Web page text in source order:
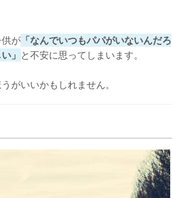
が 「なんでいつもパパがいないんだろ
」 と不安に思ってしまいます。
がいいかもしれません。